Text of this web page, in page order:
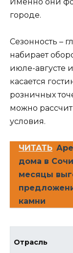
городе.
Сезонность –
набирает
июле-августе
касается
розничных
можно
условия.
ЧИТАТЬ
дома в
месяцы
камни
Отрасль